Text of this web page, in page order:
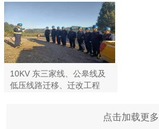
10KV 东三家线、公皋线及
低压线路迁移、迁改工程
点击加载更多